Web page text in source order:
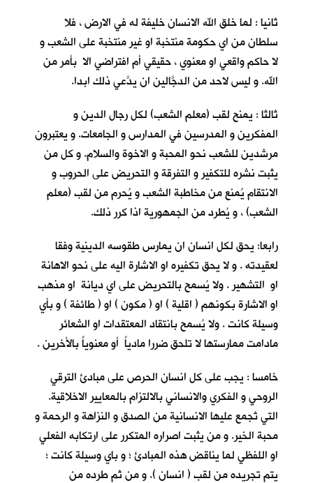
ثانيا : لما خلق الله الانسان خليفة له في الارض ، فلا
سلطان من اي حكومة منتخبة او غير منتخبة على الشعب و
لا حاكم واقعي او معنوي ، حقيقي أم افتراضي الا بأمر من
الله. و ليس لاحد من الدجَّالين ان يدَّعي ذلك ابدا.
ثالثا : يمنح لقب (معلم الشعب) لكل رجال الدين و
المفكرين و المدرسين في المدارس و الجامعات. و يعتبرون
مرشدين للشعب نحو المحبة و الاخوة والسلام. و كل من
يثبت نشره للتكفير و التفرقة و التحريض على الحروب و
الانتقام يُمنع من مخاطبة الشعب و يُحرم من لقب (معلم
الشعب) ، و يُطرد من الجمهورية اذا كرر ذلك.
رابعا: يحق لكل انسان ان يمارس طقوسه الدينية وفقا
لعقيدته . و لا يحق تكفيره او الاشارة اليه على نحو الاهانة
او التشهير . ولا يُسمح بالتحريض على اي ديانة او مذهب
او الاشارة بكونهم ( اقلية ) او ( مكون ) او ( طائفة ) و بأي
وسيلة كانت . ولا يُسمح بانتقاد المعتقدات او الشعائر
مادامت ممارستها لا تلحق ضررا مادياً أو معنوياً بالأخرين .
خامسا : يجب على كل انسان الحرص على مبادئ الترقي
الروحي و الفكري والانساني بالالتزام بالمعايير الاخلاقية.
التي تُجمع عليها الانسانية من الصدق و النزاهة و الرحمة و
محبة الخير. و من يثبت اصراره المتكرر على ارتكابه الفعلي
او اللفظي لما يناقض هذه المبادئ ؛ و باي وسيلة كانت ؛
يتم تجريده من لقب ( انسان ). و من ثم طرده من